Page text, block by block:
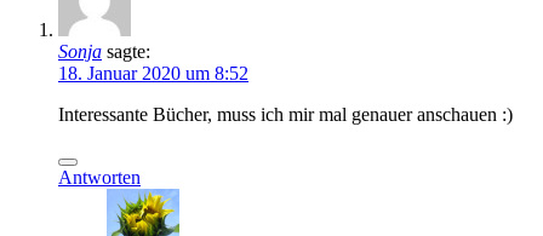
Sonja sagte:
18. Januar 2020 um 8:52
Interessante Bücher, muss ich mir mal genauer anschauen :)
Antworten